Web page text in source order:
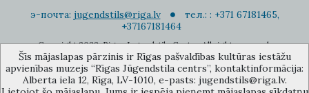
э-почта: jugendstils@riga.lv
тел.: : +371 67181465,
+37167181464
Copyright 2022. Rigas Jugendstila Centrs. All right reserved.
Подписаться на новости
Šīs mājaslapas pārzinis ir Rīgas pašvaldības kultūras iestāžu
apvienības muzejs “Rīgas Jūgendstila centrs”, kontaktinformācija:
Alberta iela 12, Rīga, LV-1010, e-pasts: jugendstils@riga.lv.